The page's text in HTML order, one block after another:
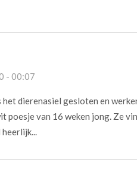
- 00:07
dierenasiel gesloten en
poesje van 16 weken jong. Ze
heerlijk...